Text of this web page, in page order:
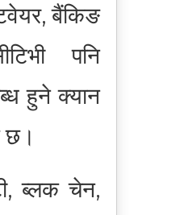
बैंकिङ
पनि
हुने क्यान
छ।
ब्लक चेन,